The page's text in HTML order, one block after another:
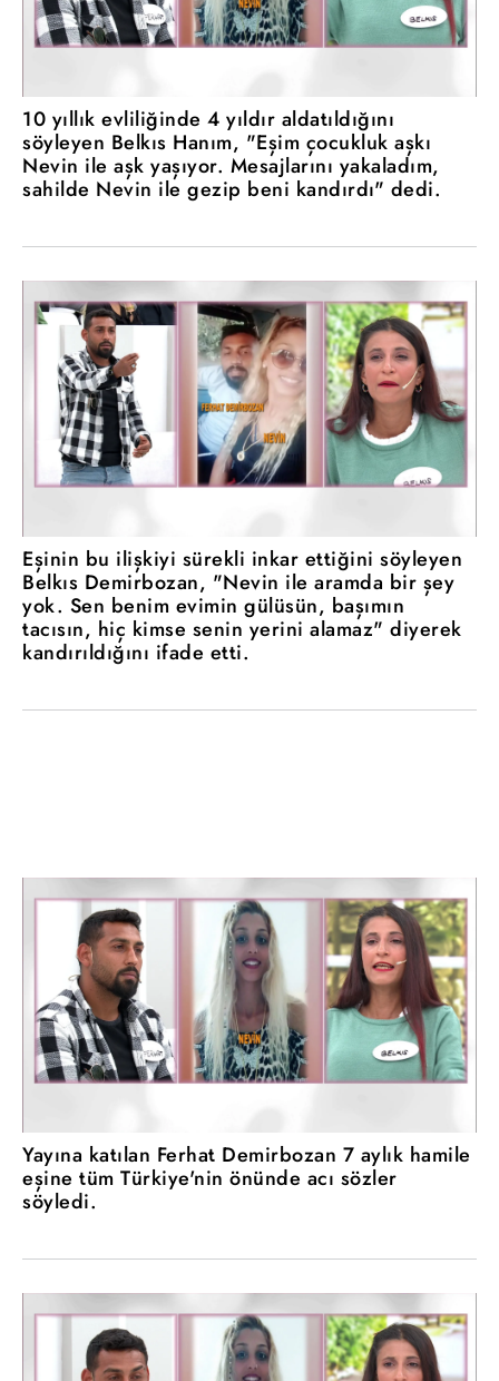
10 yıllık evliliğinde 4 yıldır aldatıldığını
söyleyen Belkıs Hanım, "Eşim çocukluk aşkı
Nevin ile aşk yaşıyor. Mesajlarını yakaladım,
sahilde Nevin ile gezip beni kandırdı" dedi.
Eşinin bu ilişkiyi sürekli inkar ettiğini söyleyen
Belkıs Demirbozan, "Nevin ile aramda bir şey
yok. Sen benim evimin gülüsün, başımın
tacısın, hiç kimse senin yerini alamaz" diyerek
kandırıldığını ifade etti.
Yayına katılan Ferhat Demirbozan 7 aylık hamile
eşine tüm Türkiye'nin önünde acı sözler
söyledi.